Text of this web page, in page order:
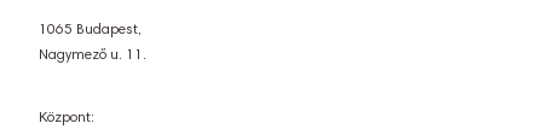
1065 Budapest,
Nagymező u. 11.
Központ: